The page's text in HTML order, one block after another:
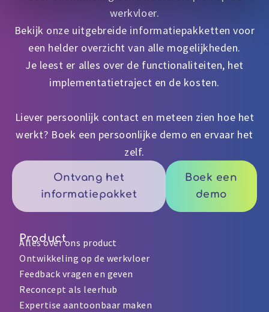
werkvloer.
Bekijk onze uitgebreide informatiepakketten voor
een helder overzicht van alle mogelijkheden.
Je leest er alles over de functionaliteiten, het
implementatietraject en de kosten.
Liever persoonlijk contact en meteen zien hoe het
werkt? Boek een persoonlijke demo en ervaar het
zelf.
Ontvang het
informatiepakket
Boek een
demo
Product
Alles over ons product
Ontwikkeling op de werkvloer
Feedback vragen en geven
Reconcept als leerhub
Expertise aantoonbaar maken